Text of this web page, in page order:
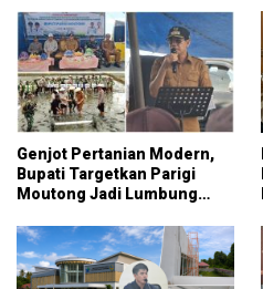
Genjot Pertanian Modern,
Bupati Targetkan Parigi
Moutong Jadi Lumbung